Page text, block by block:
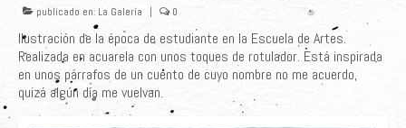
Sobre el Autor
Clientes
Adquiere su Obra
publicado en: La Galería | 0
Ilustración de la época de estudiante en la Escuela de Artes.
Realizada en acuarela con unos toques de rotulador. Está inspirada
en unos párrafos de un cuento de cuyo nombre no me acuerdo,
quizá algún día me vuelvan.